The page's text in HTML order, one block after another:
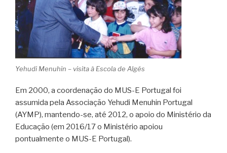
Yehudi Menuhin – visita à Escola de Algés
Em 2000, a coordenação do MUS-E Portugal foi
assumida pela Associação Yehudi Menuhin Portugal
(AYMP), mantendo-se, até 2012, o apoio do Ministério da
Educação (em 2016/17 o Ministério apoiou
pontualmente o MUS-E Portugal).